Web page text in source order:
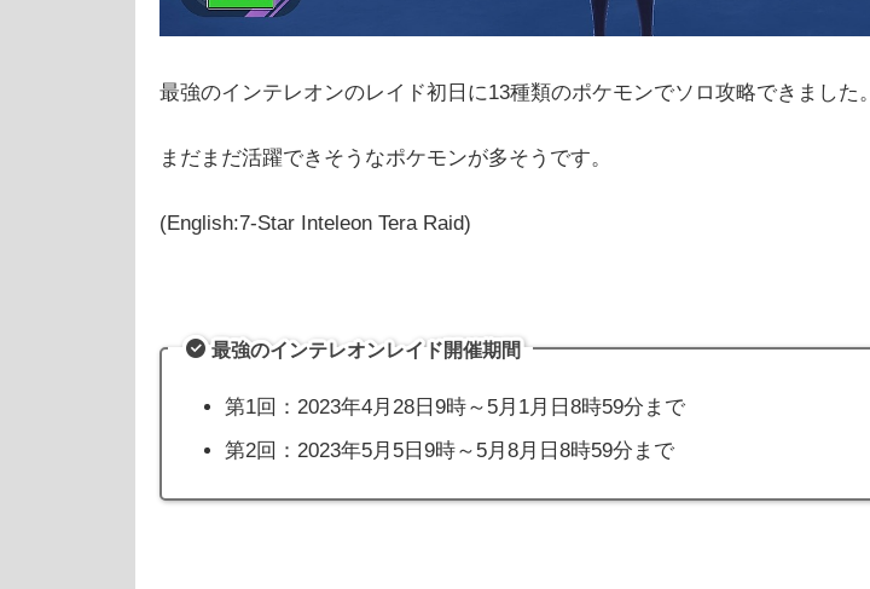
最強のインテレオンのレイド初日に13種類のポケモンでソロ攻略できました。
まだまだ活躍できそうなポケモンが多そうです。
(English:7-Star Inteleon Tera Raid)
最強のインテレオンレイド開催期間
第1回：2023年4月28日9時～5月1月日8時59分まで
第2回：2023年5月5日9時～5月8月日8時59分まで